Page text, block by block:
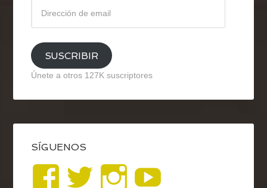
email
SUSCRIBIR
Únete a otros 127K suscriptores
SÍGUENOS
VerVerVer